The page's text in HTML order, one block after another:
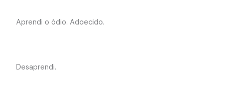
Aprendi o ódio. Adoecido.
Desaprendi.